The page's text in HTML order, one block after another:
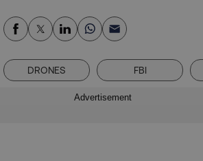
DRONES FBI
Advertisement